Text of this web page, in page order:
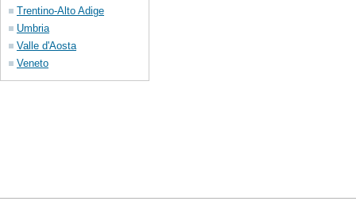
Trentino-Alto Adige
Umbria
Valle d'Aosta
Veneto